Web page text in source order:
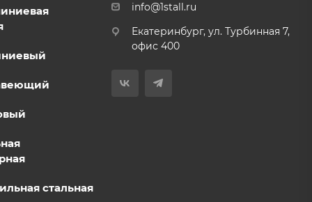
стальная
info@1stall.ru
Екатеринбург, ул. Турбинная 7,
офис 400